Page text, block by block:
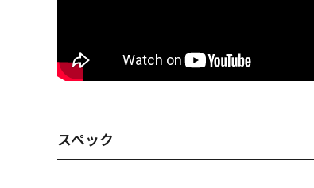
スペック